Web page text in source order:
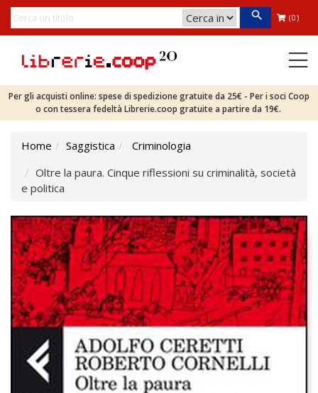
(0)
Per gli acquisti online: spese di spedizione gratuite da 25€ - Per i soci Coop
o con tessera fedeltà Librerie.coop gratuite a partire da 19€.
Home Saggistica
Criminologia
Oltre la paura. Cinque riflessioni su criminalità, società
e politica